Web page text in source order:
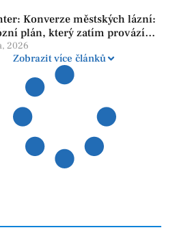
Konverze městských lázní:
plán, který zatím provází
než jistot
2026
Zobrazit více článků